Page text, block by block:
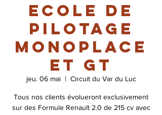
Ecole de
pilotage
monoplace
et GT
jeu. 06 mai
  |
Circuit du Var du Luc
Tous nos clients évolueront exclusivement
sur des Formule Renault 2.0 de 215 cv avec